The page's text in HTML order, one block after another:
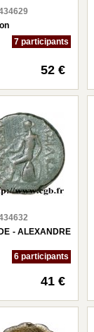
7 participants
52 €
- ALEXANDRE
6 participants
41 €